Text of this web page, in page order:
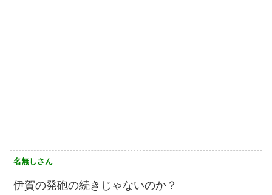
名無しさん
伊賀の発砲の続きじゃないのか？